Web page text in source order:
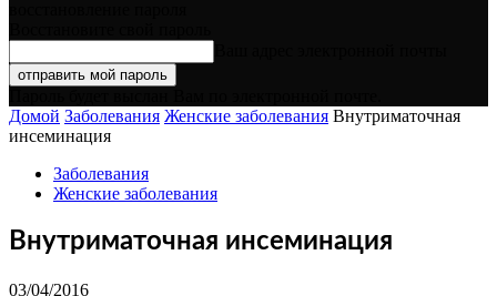
Домой Заболевания Женские заболевания Внутриматочная
инсеминация
Заболевания
Женские заболевания
Внутриматочная инсеминация
03/04/2016